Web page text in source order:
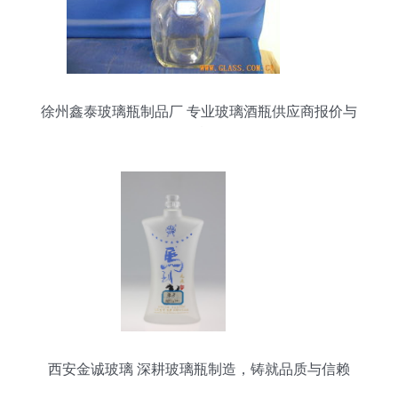
徐州鑫泰玻璃瓶制品厂 专业玻璃酒瓶供应商报价与
西安金诚玻璃 深耕玻璃瓶制造，铸就品质与信赖